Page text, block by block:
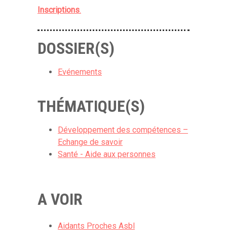
Inscriptions.
DOSSIER(S)
Evénements
THÉMATIQUE(S)
Développement des compétences –
Echange de savoir
Santé - Aide aux personnes
A VOIR
Aidants Proches Asbl